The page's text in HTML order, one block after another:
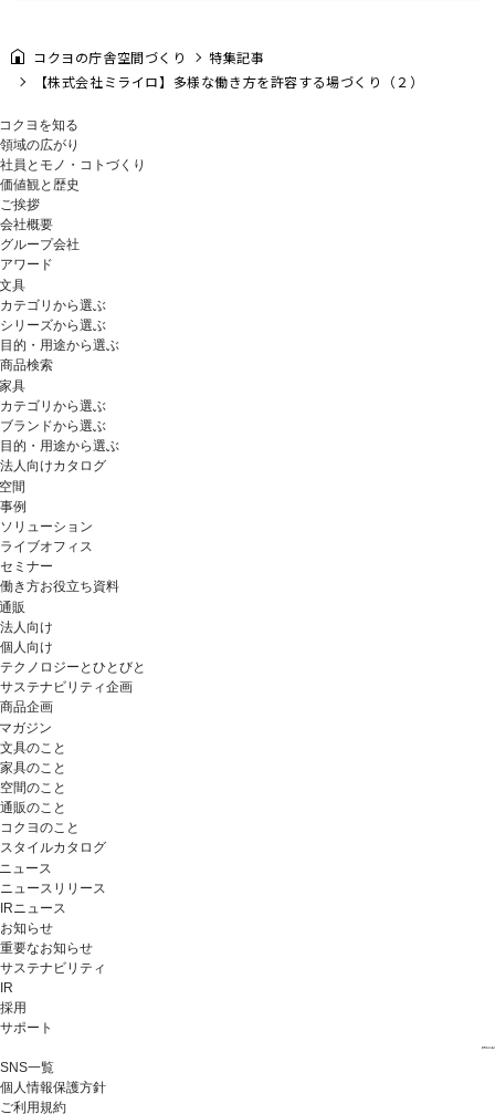
コクヨの庁舎空間づくり
特集記事
【株式会社ミライロ】多様な働き方を許容する場づくり（２）
コクヨを知る
領域の広がり
社員とモノ・コトづくり
価値観と歴史
ご挨拶
会社概要
グループ会社
アワード
文具
カテゴリから選ぶ
シリーズから選ぶ
目的・用途から選ぶ
商品検索
家具
カテゴリから選ぶ
ブランドから選ぶ
目的・用途から選ぶ
法人向けカタログ
空間
事例
ソリューション
ライブオフィス
セミナー
働き方お役立ち資料
通販
法人向け
個人向け
テクノロジーとひとびと
サステナビリティ企画
商品企画
マガジン
文具のこと
家具のこと
空間のこと
通販のこと
コクヨのこと
スタイルカタログ
ニュース
ニュースリリース
IRニュース
お知らせ
重要なお知らせ
サステナビリティ
IR
採用
サポート
SNS一覧
個人情報保護方針
ご利用規約